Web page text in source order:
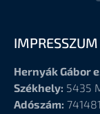
IMPRESSZUM
Hernyák Gábor
Székhely: 5435
Adószám: